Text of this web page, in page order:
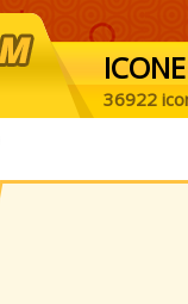
ICONE
36922